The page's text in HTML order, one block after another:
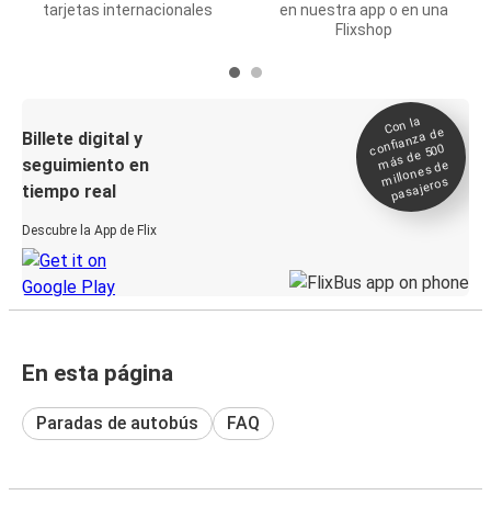
tarjetas internacionales
en nuestra app o en una
Flixshop
Billete digital y
seguimiento en
tiempo real
Descubre la App de Flix
Con la
confianza de
más de 500
millones de
pasajeros
En esta página
Paradas de autobús FAQ